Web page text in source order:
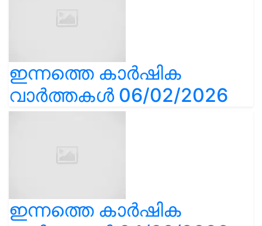
ഇന്നത്തെ കാർഷിക
വാർത്തകൾ 06/02/2026
ഇന്നത്തെ കാർഷിക